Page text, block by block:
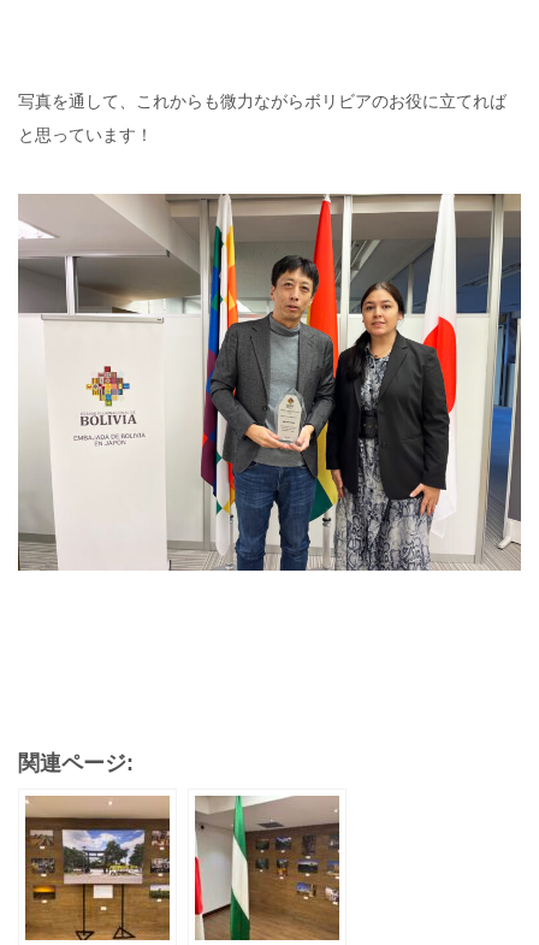
写真を通して、これからも微力ながらボリビアのお役に立てれば
と思っています！
関連ページ: